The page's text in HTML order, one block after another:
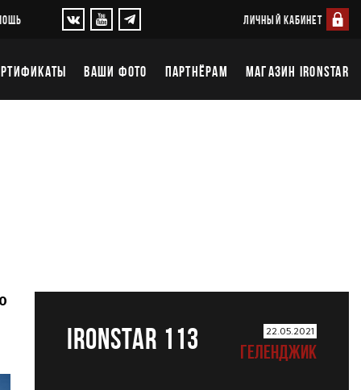
ЛИЧНЫЙ КАБИНЕТ
ВАШИ ФОТО ПАРТНЁРАМ МАГАЗИН IRONSTAR
IRONSTAR 113 22.05.2021
ГЕЛЕНДЖИК